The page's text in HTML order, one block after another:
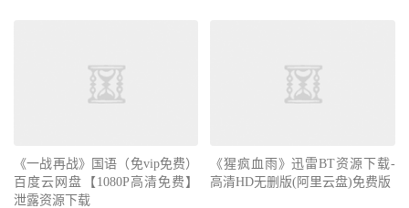
《一战再战》国语（免vip免费）
百度云网盘【1080P高清免费】
泄露资源下载
《猩疯血雨》迅雷BT资源下载-
高清HD无删版(阿里云盘)免费版